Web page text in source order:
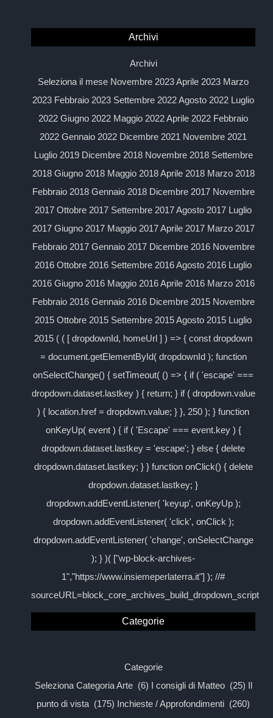
Archivi
Archivi
Seleziona il mese Novembre 2023 Aprile 2023 Marzo
2023 Febbraio 2023 Settembre 2022 Agosto 2022 Luglio
2022 Giugno 2022 Maggio 2022 Aprile 2022 Febbraio
2022 Gennaio 2022 Dicembre 2021 Novembre 2021
Luglio 2019 Dicembre 2018 Novembre 2018 Settembre
2018 Giugno 2018 Maggio 2018 Aprile 2018 Marzo 2018
Febbraio 2018 Gennaio 2018 Dicembre 2017 Novembre
2017 Ottobre 2017 Settembre 2017 Agosto 2017 Luglio
2017 Giugno 2017 Maggio 2017 Aprile 2017 Marzo 2017
Febbraio 2017 Gennaio 2017 Dicembre 2016 Novembre
2016 Ottobre 2016 Settembre 2016 Agosto 2016 Luglio
2016 Giugno 2016 Maggio 2016 Aprile 2016 Marzo 2016
Febbraio 2016 Gennaio 2016 Dicembre 2015 Novembre
2015 Ottobre 2015 Settembre 2015 Agosto 2015 Luglio
2015 ( ( [ dropdownId, homeUrl ] ) => { const dropdown
= document.getElementById( dropdownId ); function
onSelectChange() { setTimeout( () => { if ( 'escape' ===
dropdown.dataset.lastkey ) { return; } if ( dropdown.value
) { location.href = dropdown.value; } }, 250 ); } function
onKeyUp( event ) { if ( 'Escape' === event.key ) {
dropdown.dataset.lastkey = 'escape'; } else { delete
dropdown.dataset.lastkey; } } function onClick() { delete
dropdown.dataset.lastkey; }
dropdown.addEventListener( 'keyup', onKeyUp );
dropdown.addEventListener( 'click', onClick );
dropdown.addEventListener( 'change', onSelectChange
); } )( ["wp-block-archives-
1","https://www.insiemeperlaterra.it"] ); //#
sourceURL=block_core_archives_build_dropdown_script
Categorie
Categorie
Seleziona Categoria Arte (6) I consigli di Matteo (25) Il
punto di vista (175) Inchieste / Approfondimenti (260)